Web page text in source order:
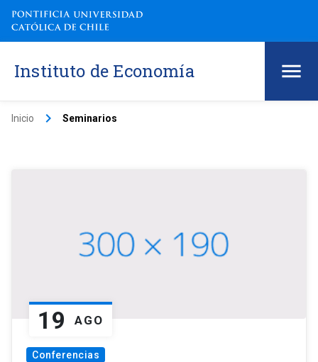
Instituto de Economía
Inicio keyboard_arrow_right Seminarios
19 AGO
Conferencias